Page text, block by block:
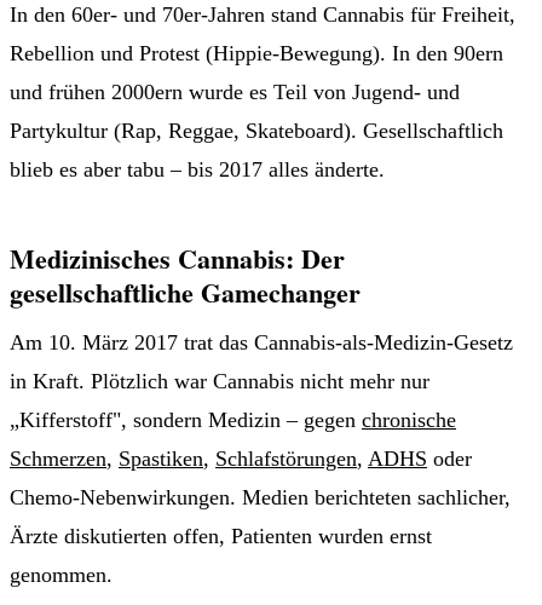
In den 60er- und 70er-Jahren stand Cannabis für Freiheit,
Rebellion und Protest (Hippie-Bewegung). In den 90ern
und frühen 2000ern wurde es Teil von Jugend- und
Partykultur (Rap, Reggae, Skateboard). Gesellschaftlich
blieb es aber tabu – bis 2017 alles änderte.
Medizinisches Cannabis: Der
gesellschaftliche Gamechanger
Am 10. März 2017 trat das Cannabis-als-Medizin-Gesetz
in Kraft. Plötzlich war Cannabis nicht mehr nur
„Kifferstoff", sondern Medizin – gegen chronische
Schmerzen, Spastiken, Schlafstörungen, ADHS oder
Chemo-Nebenwirkungen. Medien berichteten sachlicher,
Ärzte diskutierten offen, Patienten wurden ernst
genommen.